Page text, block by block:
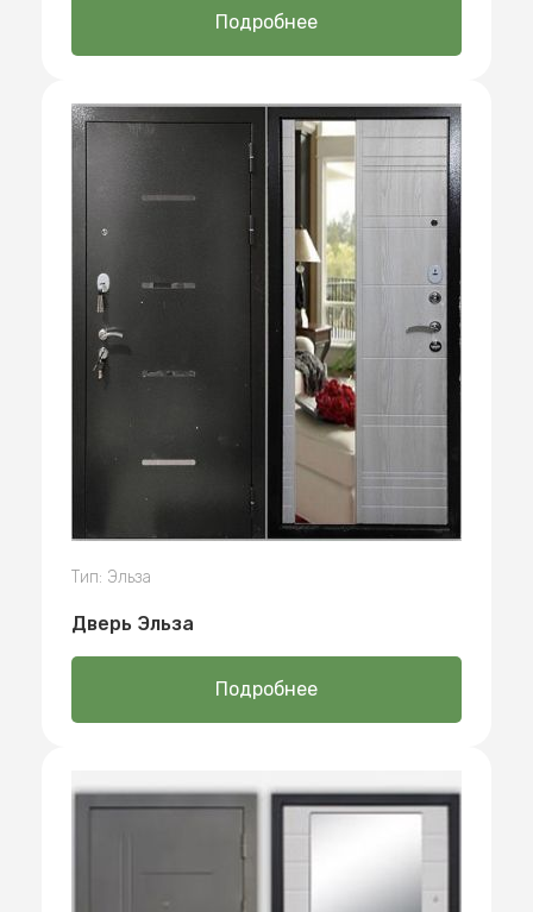
Подробнее
Тип: Эльза
Дверь Эльза
Подробнее